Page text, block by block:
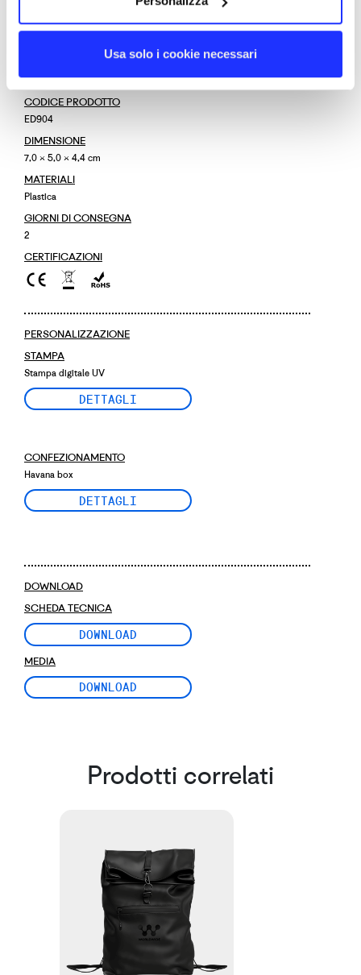
Usa solo i cookie necessari
DETTAGLI
CODICE PRODOTTO
ED904
DIMENSIONE
7,0 × 5,0 × 4,4 cm
MATERIALI
Plastica
GIORNI DI CONSEGNA
2
CERTIFICAZIONI
PERSONALIZZAZIONE
STAMPA
Stampa digitale UV
DETTAGLI
CONFEZIONAMENTO
Havana box
DETTAGLI
DOWNLOAD
SCHEDA TECNICA
DOWNLOAD
MEDIA
DOWNLOAD
Prodotti correlati